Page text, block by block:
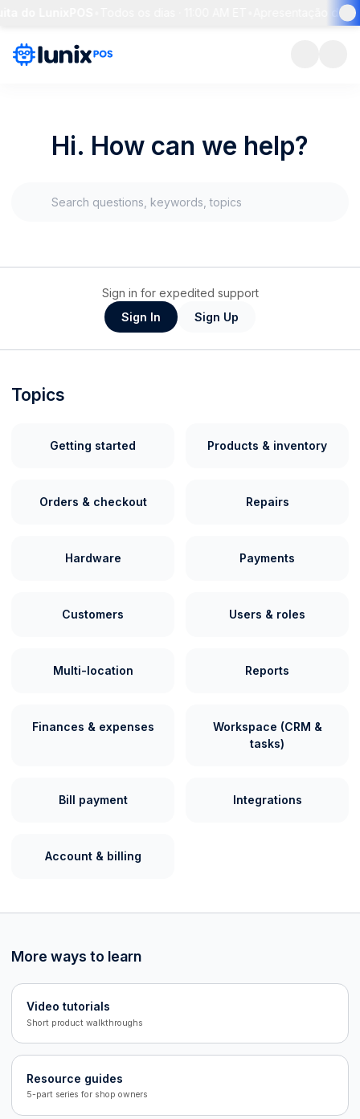
Apresentação de
Hi. How can we help?
Sign in for expedited support
Sign In
Sign Up
Topics
Getting started Products & inventory
Orders & checkout Repairs
Hardware Payments
Customers Users & roles
Multi-location Reports
Finances & expenses
Workspace (CRM &
tasks)
Bill payment Integrations
Account & billing
More ways to learn
Video tutorials
Short product walkthroughs
Resource guides
5-part series for shop owners